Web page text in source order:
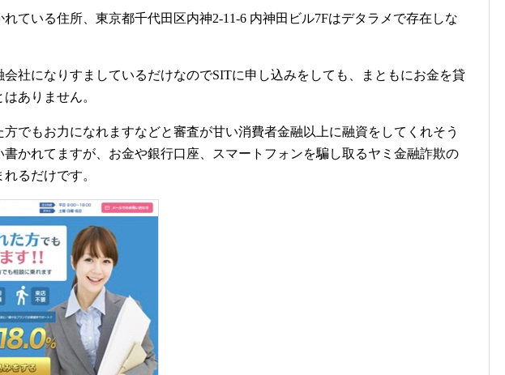
ている住所、東京都千代田区内神2-11-6 内神田ビル7Fはデタラメで存在しな
会社になりすましているだけなのでSITに申し込みをしても、まともにお金を貸
ありません。
方でもお力になれますなどと審査が甘い消費者金融以上に融資をしてくれそう
書かれてますが、お金や銀行口座、スマートフォンを騙し取るヤミ金融詐欺の
るだけです。